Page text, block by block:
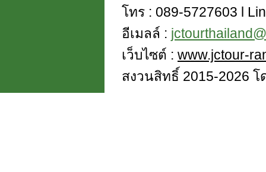
โทร : 089-5727603 l
อีเมลล์ :
เว็บไซต์ : www.jctour-
สงวนสิทธิ์ 2015-2026 โ